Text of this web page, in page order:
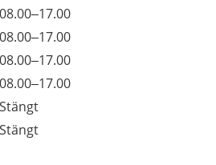
08.00–17.00
08.00–17.00
08.00–17.00
08.00–17.00
Stängt
Stängt